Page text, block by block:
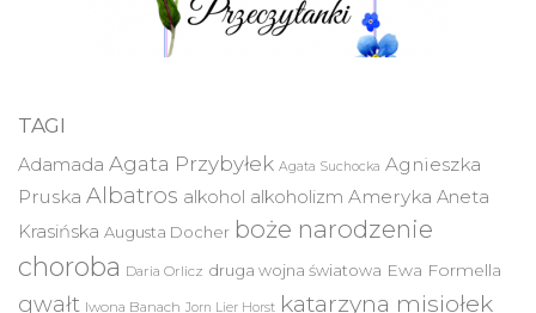
TAGI
Adamada Agata Przybyłek Agata Suchocka Agnieszka
Pruska Albatros alkohol alkoholizm Ameryka Aneta
Krasińska Augusta Docher boże narodzenie
choroba Daria Orlicz druga wojna światowa Ewa Formella
gwałt Iwona Banach Jorn Lier Horst katarzyna misiołek